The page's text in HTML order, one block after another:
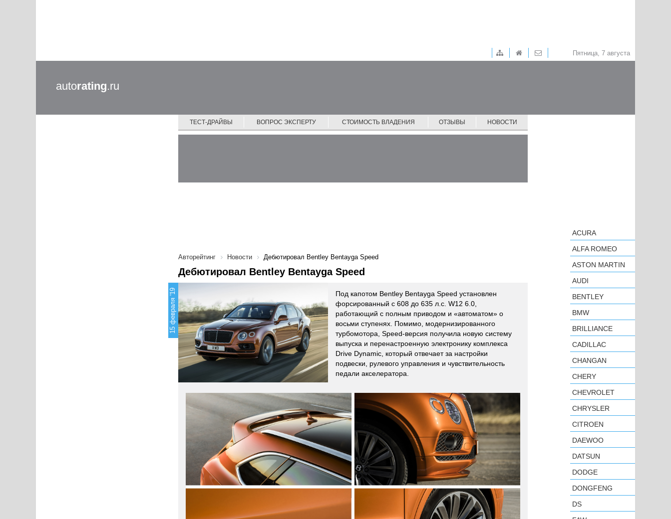
Пятница, 7 августа
autorating.ru
ТЕСТ-ДРАЙВЫ ВОПРОС ЭКСПЕРТУ СТОИМОСТЬ ВЛАДЕНИЯ ОТЗЫВЫ НОВОСТИ
Авторейтинг Новости Дебютировал Bentley Bentayga Speed
Дебютировал Bentley Bentayga Speed
15 февраля '19
Под капотом Bentley Bentayga Speed установлен
форсированный с 608 до 635 л.с. W12 6.0,
работающий с полным приводом и «автоматом» о
восьми ступенях. Помимо, модернизированного
турбомотора, Speed-версия получила новую систему
выпуска и перенастроенную электронику комплекса
Drive Dynamic, который отвечает за настройки
подвески, рулевого управления и чувствительность
педали акселератора.
ACURA
ALFA ROMEO
ASTON MARTIN
AUDI
BENTLEY
BMW
BRILLIANCE
CADILLAC
CHANGAN
CHERY
CHEVROLET
CHRYSLER
CITROEN
DAEWOO
DATSUN
DODGE
DONGFENG
DS